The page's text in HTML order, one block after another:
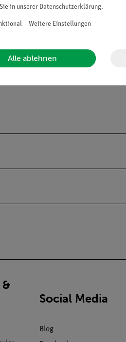
enthalten
Social Media
Blog
in unserer Daten­schutz­erklärung.
Weitere Einstellungen
Alle ablehnen